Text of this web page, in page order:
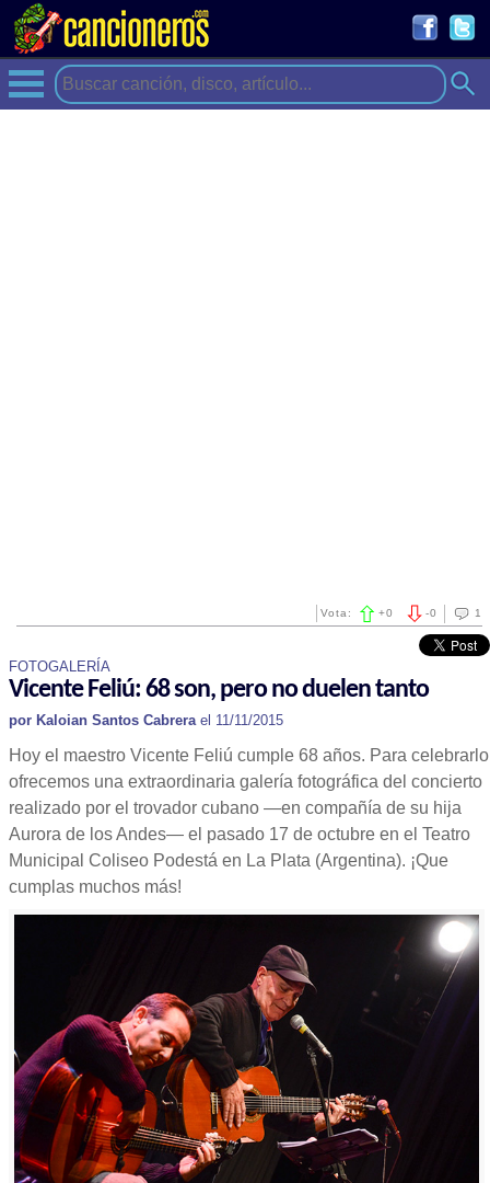
1
-0
Vota: +0
FOTOGALERÍA
Vicente Feliú: 68 son, pero no duelen tanto
por Kaloian Santos Cabrerael 11/11/2015
Hoy el maestro Vicente Feliú cumple 68 años. Para celebrarlo
ofrecemos una extraordinaria galería fotográfica del concierto
realizado por el trovador cubano —en compañía de su hija
Aurora de los Andes— el pasado 17 de octubre en el Teatro
Municipal Coliseo Podestá en La Plata (Argentina). ¡Que
cumplas muchos más!